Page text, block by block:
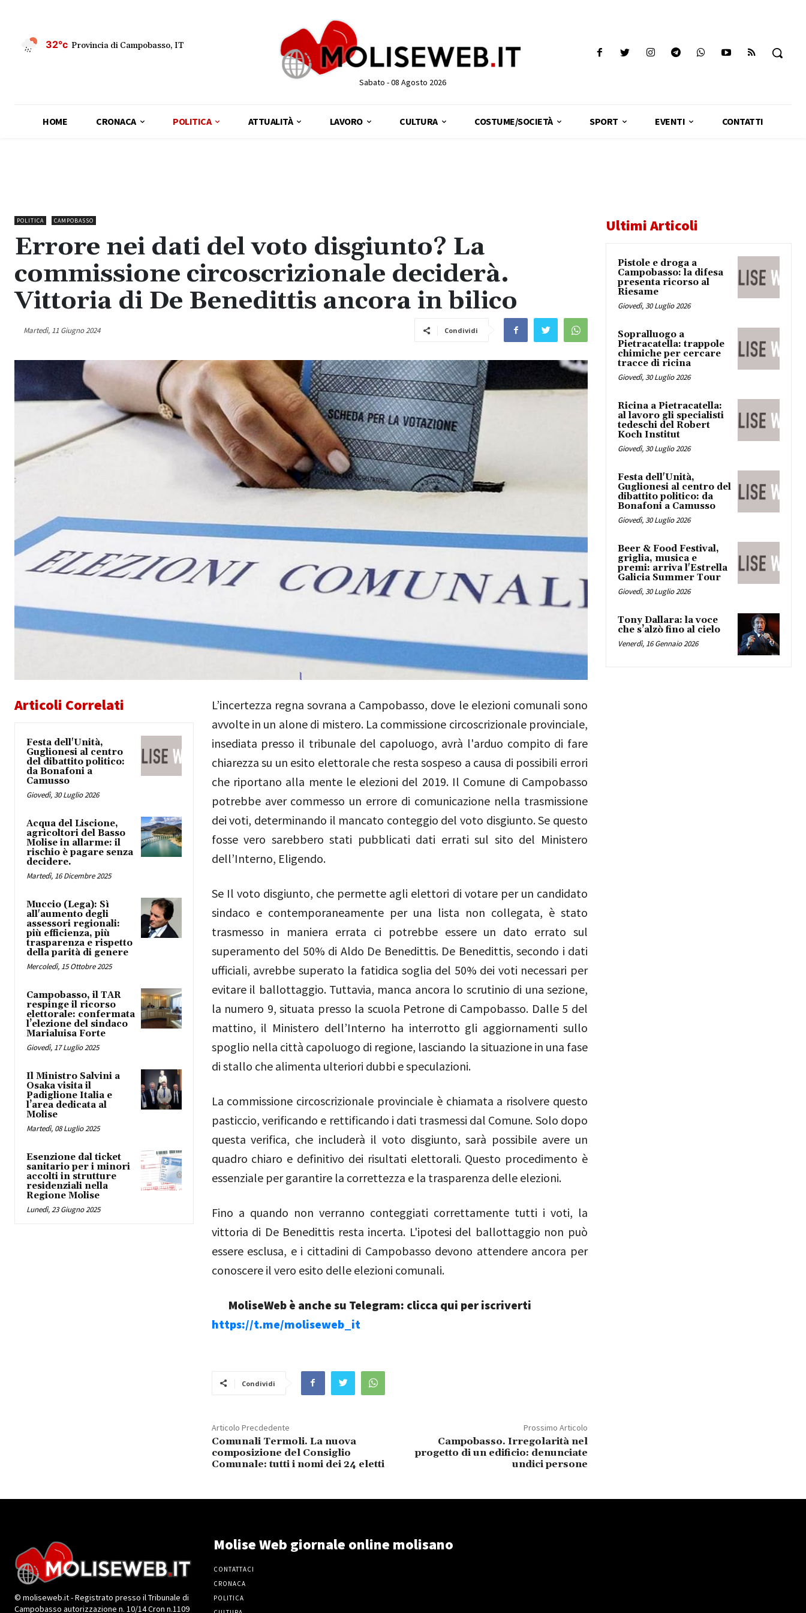
32°c Provincia di Campobasso, IT
Sabato - 08 Agosto 2026
HOME CRONACA POLITICA ATTUALITÀ LAVORO CULTURA COSTUME/SOCIETÀ SPORT EVENTI CONTATTI
POLITICA CAMPOBASSO
Errore nei dati del voto disgiunto? La
commissione circoscrizionale deciderà.
Vittoria di De Benedittis ancora in bilico
Martedì, 11 Giugno 2024 Condividi
Articoli Correlati
Festa dell'Unità,
Guglionesi al centro
del dibattito politico:
da Bonafoni a
Camusso
Giovedì, 30 Luglio 2026
Acqua del Liscione,
agricoltori del Basso
Molise in allarme: il
rischio è pagare senza
decidere.
Martedì, 16 Dicembre 2025
Muccio (Lega): Sì
all'aumento degli
assessori regionali:
più efficienza, più
trasparenza e rispetto
della parità di genere
Mercoledì, 15 Ottobre 2025
Campobasso, il TAR
respinge il ricorso
elettorale: confermata
l’elezione del sindaco
Marialuisa Forte
Giovedì, 17 Luglio 2025
Il Ministro Salvini a
Osaka visita il
Padiglione Italia e
l’area dedicata al
Molise
Martedì, 08 Luglio 2025
Esenzione dal ticket
sanitario per i minori
accolti in strutture
residenziali nella
Regione Molise
Lunedì, 23 Giugno 2025
L’incertezza regna sovrana a Campobasso, dove le elezioni comunali sono
avvolte in un alone di mistero. La commissione circoscrizionale provinciale,
insediata presso il tribunale del capoluogo, avrà l'arduo compito di fare
chiarezza su un esito elettorale che resta sospeso a causa di possibili errori
che riportano alla mente le elezioni del 2019. Il Comune di Campobasso
potrebbe aver commesso un errore di comunicazione nella trasmissione
dei voti, determinando il mancato conteggio del voto disgiunto. Se questo
fosse vero sarebbero stati pubblicati dati errati sul sito del Ministero
dell’Interno, Eligendo.
Se Il voto disgiunto, che permette agli elettori di votare per un candidato
sindaco e contemporaneamente per una lista non collegata, è stato
trasmesso in maniera errata ci potrebbe essere un dato errato sul
superamento del 50% di Aldo De Benedittis. De Benedittis, secondo i dati
ufficiali, avrebbe superato la fatidica soglia del 50% dei voti necessari per
evitare il ballottaggio. Tuttavia, manca ancora lo scrutinio di una sezione,
la numero 9, situata presso la scuola Petrone di Campobasso. Dalle 5 del
mattino, il Ministero dell’Interno ha interrotto gli aggiornamenti sullo
spoglio nella città capoluogo di regione, lasciando la situazione in una fase
di stallo che alimenta ulteriori dubbi e speculazioni.
La commissione circoscrizionale provinciale è chiamata a risolvere questo
pasticcio, verificando e rettificando i dati trasmessi dal Comune. Solo dopo
questa verifica, che includerà il voto disgiunto, sarà possibile avere un
quadro chiaro e definitivo dei risultati elettorali. Questo procedimento è
essenziale per garantire la correttezza e la trasparenza delle elezioni.
Fino a quando non verranno conteggiati correttamente tutti i voti, la
vittoria di De Benedittis resta incerta. L'ipotesi del ballottaggio non può
essere esclusa, e i cittadini di Campobasso devono attendere ancora per
conoscere il vero esito delle elezioni comunali.
MoliseWeb è anche su Telegram: clicca qui per iscriverti
https://t.me/moliseweb_it
Condividi
Articolo Precdedente
Comunali Termoli. La nuova
composizione del Consiglio
Comunale: tutti i nomi dei 24 eletti
Prossimo Articolo
Campobasso. Irregolarità nel
progetto di un edificio: denunciate
undici persone
Ultimi Articoli
Pistole e droga a
Campobasso: la difesa
presenta ricorso al
Riesame
Giovedì, 30 Luglio 2026
Sopralluogo a
Pietracatella: trappole
chimiche per cercare
tracce di ricina
Giovedì, 30 Luglio 2026
Ricina a Pietracatella:
al lavoro gli specialisti
tedeschi del Robert
Koch Institut
Giovedì, 30 Luglio 2026
Festa dell'Unità,
Guglionesi al centro del
dibattito politico: da
Bonafoni a Camusso
Giovedì, 30 Luglio 2026
Beer & Food Festival,
griglia, musica e
premi: arriva l'Estrella
Galicia Summer Tour
Giovedì, 30 Luglio 2026
Tony Dallara: la voce
che s’alzò fino al cielo
Venerdì, 16 Gennaio 2026
© moliseweb.it - Registrato presso il Tribunale di
Campobasso autorizzazione n. 10/14 Cron n.1109
Molise Web giornale online molisano
CONTATTACI
CRONACA
POLITICA